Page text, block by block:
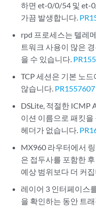
하면 et-0/0/54 및 et-
가끔 발생합니다.
rpd 프로세스는 텔레
트워크 사용이 많은
을 수 있습니다.
TCP 세션은 기본 노
않습니다. PR1557607
DSLite, 적절한 ICMP
이션 이름으로 패킷
헤더가 없습니다.
MX960 라우터에서
은 접두사를 포함한
예상 범위보다 더 커
레이어 3 인터페이스
을 확인하는 동안 트